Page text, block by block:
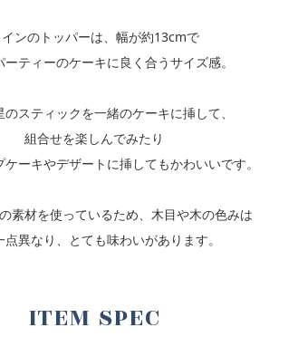
インのトッパーは、幅が約13cmで
ーティーのケーキに良く合うサイズ感。
のスティックを一緒のケーキに挿して、
組合せを楽しんでみたり
ーキやデザートに挿してもかわいいです。
素材を使っているため、木目や木の色みは
点異なり、とても味わいがあります。
ITEM SPEC